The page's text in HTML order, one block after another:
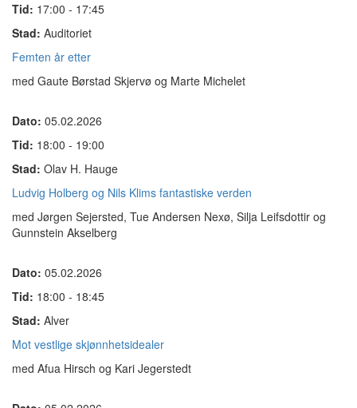
Tid: 17:00 - 17:45
Stad: Auditoriet
Femten år etter
med Gaute Børstad Skjervø og Marte Michelet
Dato: 05.02.2026
Tid: 18:00 - 19:00
Stad: Olav H. Hauge
Ludvig Holberg og Nils Klims fantastiske verden
med Jørgen Sejersted, Tue Andersen Nexø, Silja Leifsdottir og
Gunnstein Akselberg
Dato: 05.02.2026
Tid: 18:00 - 18:45
Stad: Alver
Mot vestlige skjønnhetsidealer
med Afua Hirsch og Kari Jegerstedt